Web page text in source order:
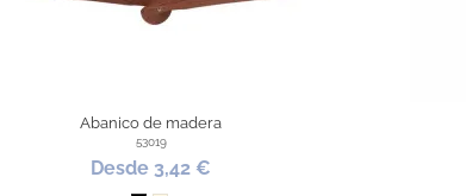
Abanico de madera
53019
Desde 3,42 €